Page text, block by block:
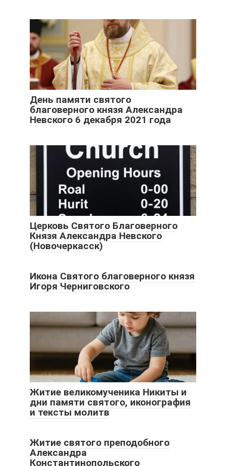
День памяти святого
благоверного князя Александра
Невского 6 декабря 2021 года
Церковь Святого Благоверного
Князя Александра Невского
(Новочеркасск)
Икона Святого благоверного князя
Игоря Черниговского
Житие великомученика Никиты и
дни памяти святого, иконография
и тексты молитв
Житие святого преподобного
Александра
Константинопольского